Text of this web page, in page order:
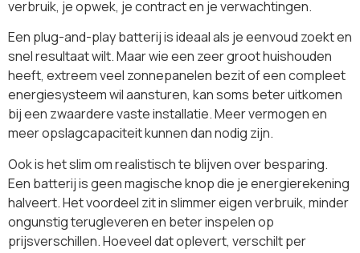
verbruik, je opwek, je contract en je verwachtingen.
Een plug-and-play batterij is ideaal als je eenvoud zoekt en
snel resultaat wilt. Maar wie een zeer groot huishouden
heeft, extreem veel zonnepanelen bezit of een compleet
energiesysteem wil aansturen, kan soms beter uitkomen
bij een zwaardere vaste installatie. Meer vermogen en
meer opslagcapaciteit kunnen dan nodig zijn.
Ook is het slim om realistisch te blijven over besparing.
Een batterij is geen magische knop die je energierekening
halveert. Het voordeel zit in slimmer eigen verbruik, minder
ongunstig terugleveren en beter inspelen op
prijsverschillen. Hoeveel dat oplevert, verschilt per